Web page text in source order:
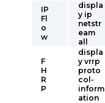
IP
Fl
o
w
displa
y ip
netstr
eam
all
F
H
R
P
displa
y vrrp
proto
col-
inform
ation